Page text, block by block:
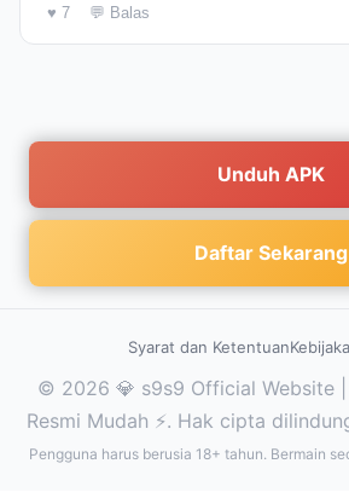
♥ 7 💬 Balas
Unduh APK
Daftar Sekarang
Syarat dan Ketentuan
© 2026 💎 s9s9 Official Website
Resmi Mudah ⚡. Hak cipta
Pengguna harus berusia 18+ tahun. Bermain